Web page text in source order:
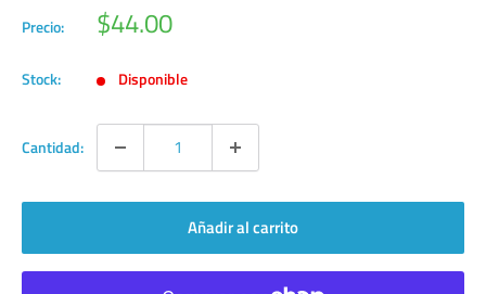
Precio: Precio
de
venta
$44.00
Stock: Disponible
Cantidad:
Añadir al carrito